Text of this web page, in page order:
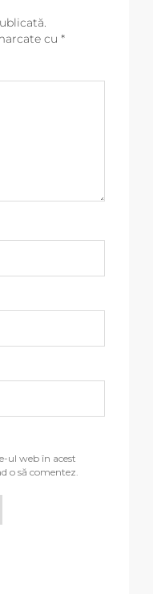
cu *
ul web în acest
o să comentez.